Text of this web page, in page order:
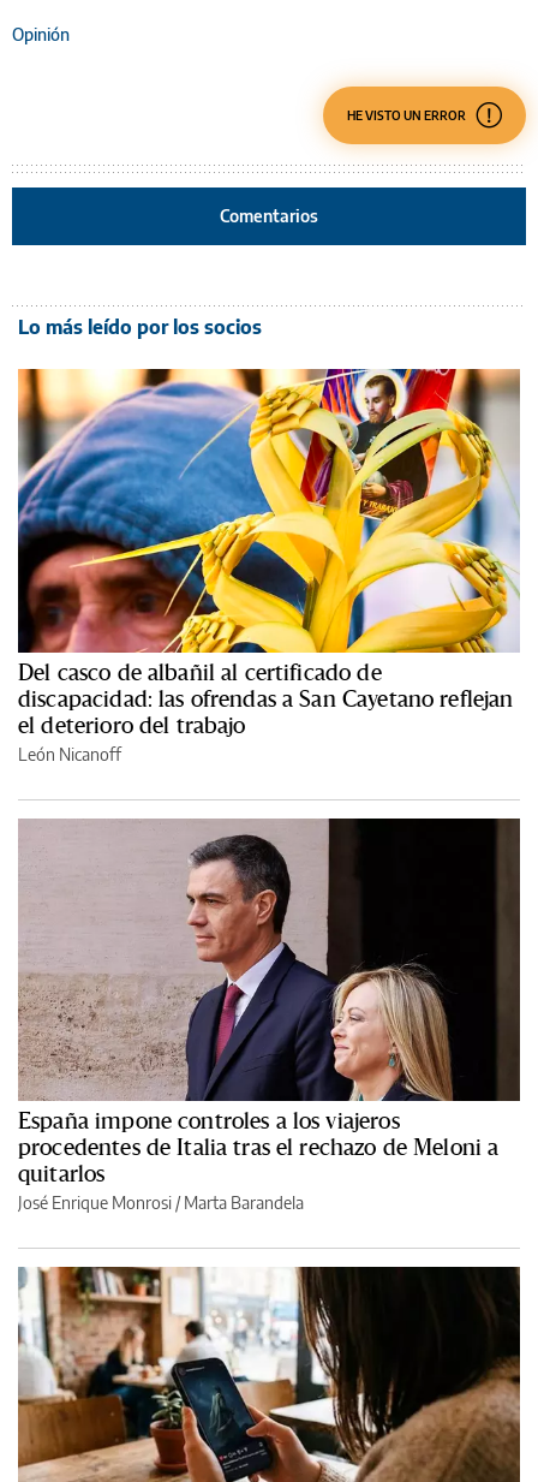
Opinión
HE VISTO UN ERROR
Comentarios
Lo más leído por los socios
Del casco de albañil al certificado de
discapacidad: las ofrendas a San Cayetano reflejan
el deterioro del trabajo
León Nicanoff
España impone controles a los viajeros
procedentes de Italia tras el rechazo de Meloni a
quitarlos
José Enrique Monrosi / Marta Barandela